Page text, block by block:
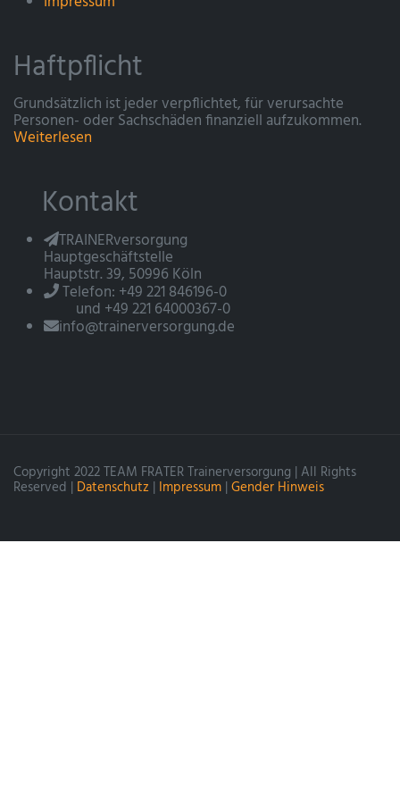
Haftpflicht
Grundsätzlich ist jeder verpflichtet, für verursachte
Personen- oder Sachschäden finanziell aufzukommen.
Weiterlesen
Kontakt
TRAINERversorgung
Hauptgeschäftstelle
Hauptstr. 39, 50996 Köln
Telefon: +49 221 846196-0
und +49 221 64000367-0
info@trainerversorgung.de
Copyright 2022 TEAM FRATER Trainerversorgung | All Rights
Reserved | Datenschutz | Impressum | Gender Hinweis